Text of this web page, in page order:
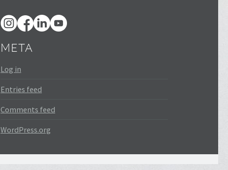
META
Log in
Entries feed
Comments feed
WordPress.org